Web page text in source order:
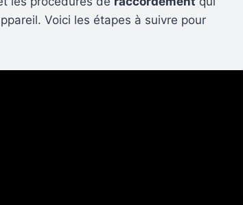
Voici les étapes à suivre pour